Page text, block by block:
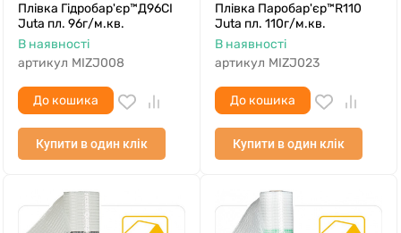
Плівка Гідробар'єр™Д96СІ
Juta пл. 96г/м.кв.
В наявності
артикул MIZJ008
До кошика
Купити в один клік
Плівка Паробар'єр™R110
Juta пл. 110г/м.кв.
В наявності
артикул MIZJ023
До кошика
Купити в один клік